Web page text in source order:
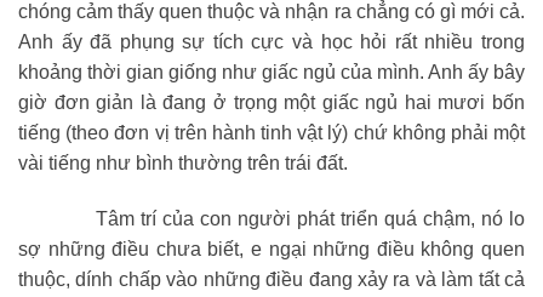
chóng cảm thấy quen thuộc và nhận ra chẳng có gì mới cả.
Anh ấy đã phụng sự tích cực và học hỏi rất nhiều trong
khoảng thời gian giống như giấc ngủ của mình. Anh ấy bây
giờ đơn giản là đang ở trọng một giấc ngủ hai mươi bốn
tiếng (theo đơn vị trên hành tinh vật lý) chứ không phải một
vài tiếng như bình thường trên trái đất.
Tâm trí của con người phát triển quá chậm, nó lo
sợ những điều chưa biết, e ngại những điều không quen
thuộc, dính chấp vào những điều đang xảy ra và làm tất cả